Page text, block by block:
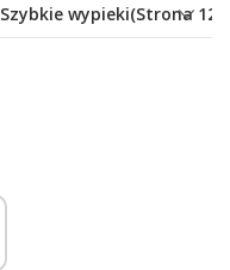
Szybkie wypieki(Strona 12)